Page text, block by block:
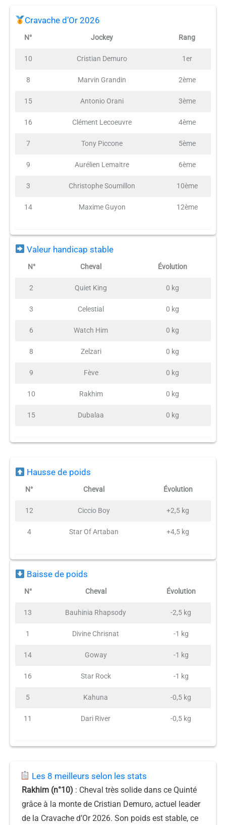
Cravache d’Or 2026
N° Jockey Rang
10 Cristian Demuro 1er
8 Marvin Grandin 2ème
15 Antonio Orani 3ème
16 Clément Lecoeuvre 4ème
7 Tony Piccone 5ème
9 Aurélien Lemaitre 6ème
3 Christophe Soumillon 10ème
14 Maxime Guyon 12ème
Valeur handicap stable
N° Cheval Évolution
2 Quiet King 0 kg
3 Celestial 0 kg
6 Watch Him 0 kg
8 Zelzari 0 kg
9 Fève 0 kg
10 Rakhim 0 kg
15 Dubalaa 0 kg
Hausse de poids
N° Cheval Évolution
12 Ciccio Boy +2,5 kg
4 Star Of Artaban +4,5 kg
Baisse de poids
N° Cheval Évolution
13 Bauhinia Rhapsody -2,5 kg
1 Divine Chrisnat -1 kg
14 Goway -1 kg
16 Star Rock -1 kg
5 Kahuna -0,5 kg
11 Dari River -0,5 kg
Les 8 meilleurs selon les stats
Rakhim (n°10) : Cheval très solide dans ce Quinté
grâce à la monte de Cristian Demuro, actuel leader
de la Cravache d’Or 2026. Son poids est stable, ce